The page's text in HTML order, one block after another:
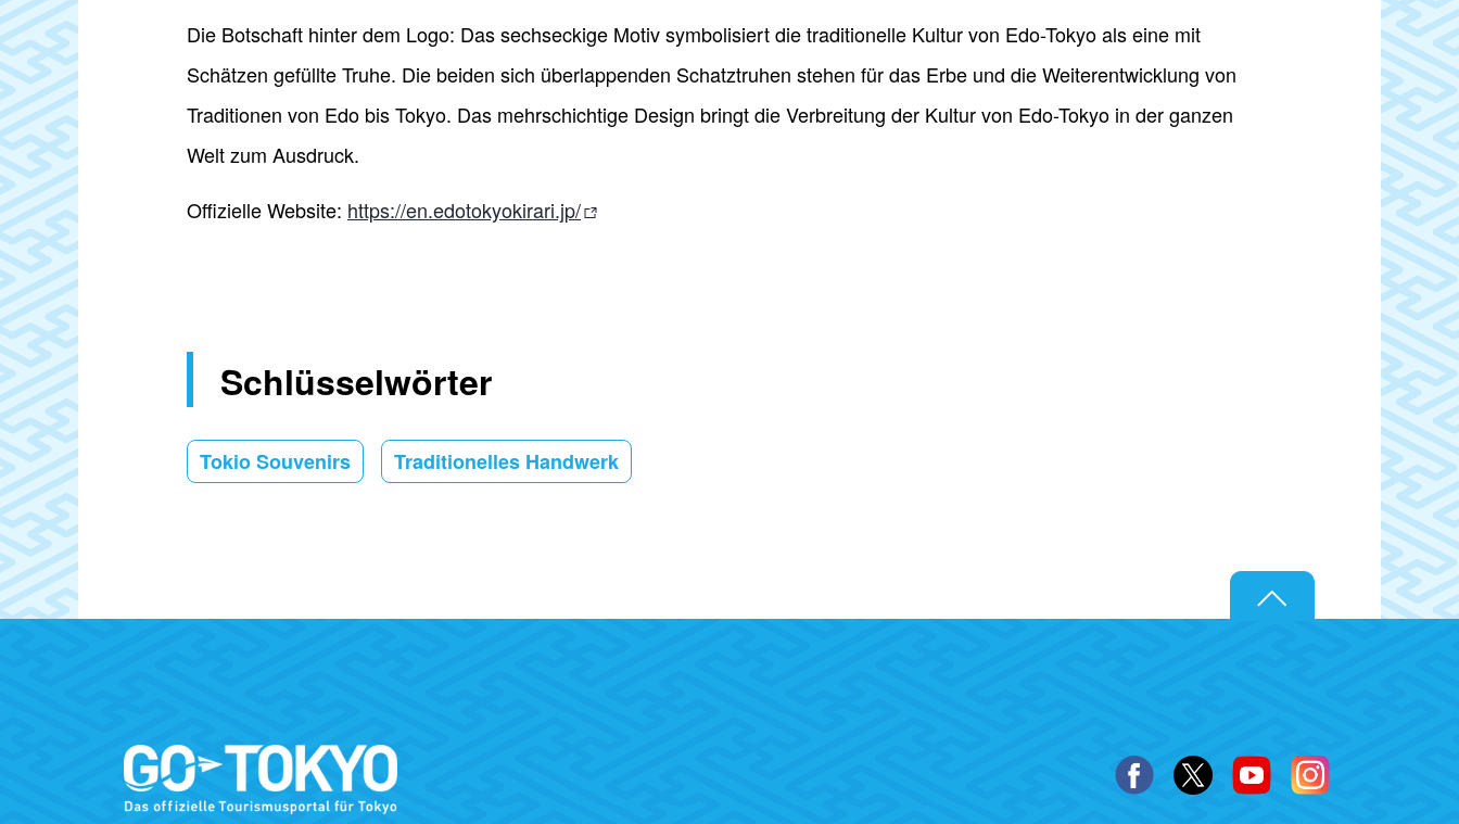
Die Botschaft hinter dem Logo: Das sechseckige Motiv symbolisiert die traditionelle Kultur von Edo-Tokyo als eine mit
Schätzen gefüllte Truhe. Die beiden sich überlappenden Schatztruhen stehen für das Erbe und die Weiterentwicklung von
Traditionen von Edo bis Tokyo. Das mehrschichtige Design bringt die Verbreitung der Kultur von Edo-Tokyo in der ganzen
Welt zum Ausdruck.
Offizielle Website: https://en.edotokyokirari.jp/
Schlüsselwörter
Tokio Souvenirs Traditionelles Handwerk